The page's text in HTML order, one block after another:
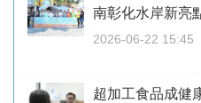
南彰化水岸新亮
2026-06-22 15:45
超加工食品成健